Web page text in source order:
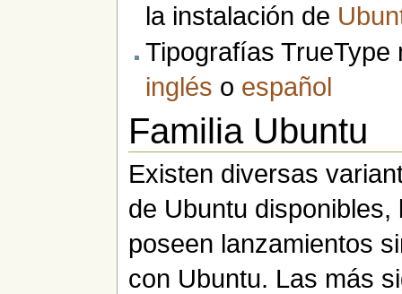
la instalación de
Tipografías TrueType
inglés o español
Familia Ubuntu
Existen diversas
de Ubuntu disponibles,
poseen lanzamientos
con Ubuntu. Las más